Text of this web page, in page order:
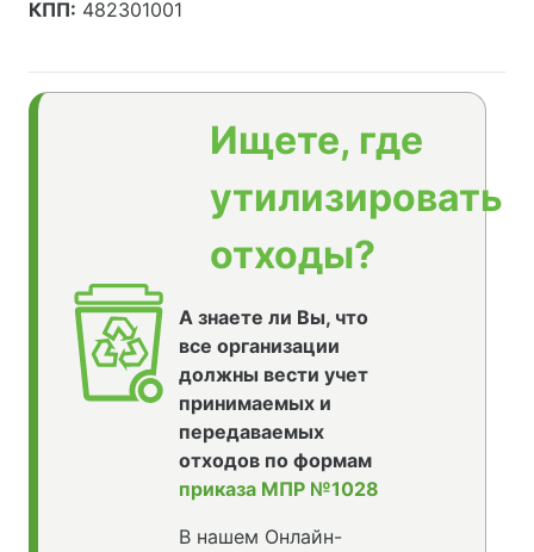
КПП: 482301001
Ищете, где
утилизировать
отходы?
А знаете ли Вы, что
все организации
должны вести учет
принимаемых и
передаваемых
отходов по формам
приказа МПР №1028
В нашем Онлайн-